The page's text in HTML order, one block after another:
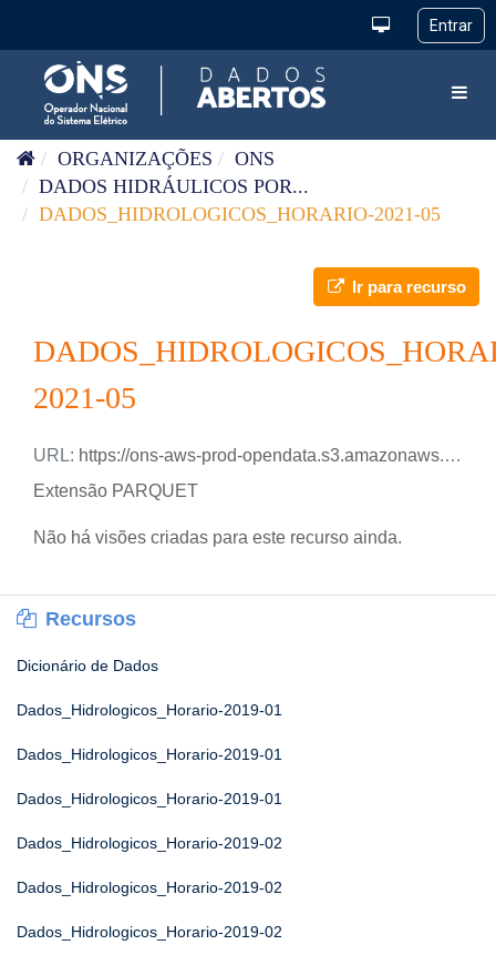
ORGANIZAÇÕES
ONS
DADOS HIDRÁULICOS POR...
DADOS_HIDROLOGICOS_HORARIO-2021-05
Ir para recurso
2021-05
URL: https://ons-aws-prod-opendata.s3.amazonaws.com/dataset/dados_hidrologicos_ho/DADOS_HIDROLOGICOS_HO_2021_05.parquet
Extensão PARQUET
Não há visões criadas para este recurso ainda.
Recursos
Dicionário de Dados
Dados_Hidrologicos_Horario-2019-01
Dados_Hidrologicos_Horario-2019-01
Dados_Hidrologicos_Horario-2019-01
Dados_Hidrologicos_Horario-2019-02
Dados_Hidrologicos_Horario-2019-02
Dados_Hidrologicos_Horario-2019-02